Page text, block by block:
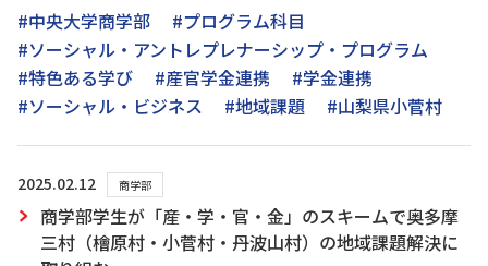
#中央大学商学部
#プログラム科目
#ソーシャル・アントレプレナーシップ・プログラム
#特色ある学び
#産官学金連携
#学金連携
#ソーシャル・ビジネス
#地域課題 #山梨県小菅村
2025.02.12 商学部
商学部学生が「産・学・官・金」のスキームで奥多摩
三村（檜原村・小菅村・丹波山村）の地域課題解決に